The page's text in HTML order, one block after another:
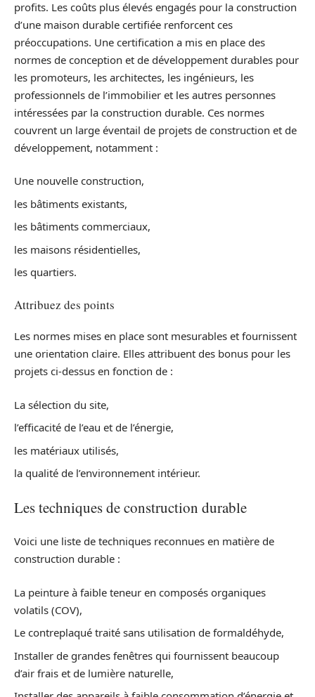
profits. Les coûts plus élevés engagés pour la construction
d’une maison durable certifiée renforcent ces
préoccupations. Une certification a mis en place des
normes de conception et de développement durables pour
les promoteurs, les architectes, les ingénieurs, les
professionnels de l’immobilier et les autres personnes
intéressées par la construction durable. Ces normes
couvrent un large éventail de projets de construction et de
développement, notamment :
Une nouvelle construction,
les bâtiments existants,
les bâtiments commerciaux,
les maisons résidentielles,
les quartiers.
Attribuez des points
Les normes mises en place sont mesurables et fournissent
une orientation claire. Elles attribuent des bonus pour les
projets ci-dessus en fonction de :
La sélection du site,
l’efficacité de l’eau et de l’énergie,
les matériaux utilisés,
la qualité de l’environnement intérieur.
Les techniques de construction durable
Voici une liste de techniques reconnues en matière de
construction durable :
La peinture à faible teneur en composés organiques
volatils (COV),
Le contreplaqué traité sans utilisation de formaldéhyde,
Installer de grandes fenêtres qui fournissent beaucoup
d’air frais et de lumière naturelle,